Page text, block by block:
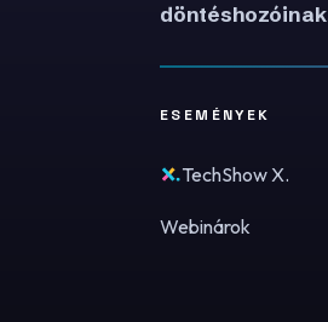
ESEMÉNYEK
TechShow X.
Webinárok